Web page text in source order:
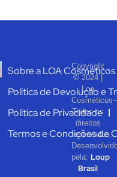
Sobre a LOA Cosméticos
Política de Devolução e
Política de Privacidade
Termos e Condições de
Copyright
© 2024 |
Loa
Cosméticos–
Todos os
direitos
reservados.
pela: Loup
Brasil